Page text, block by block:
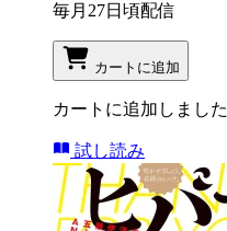
毎月27日頃配信
カートに追加
カートに追加しました
試し読み